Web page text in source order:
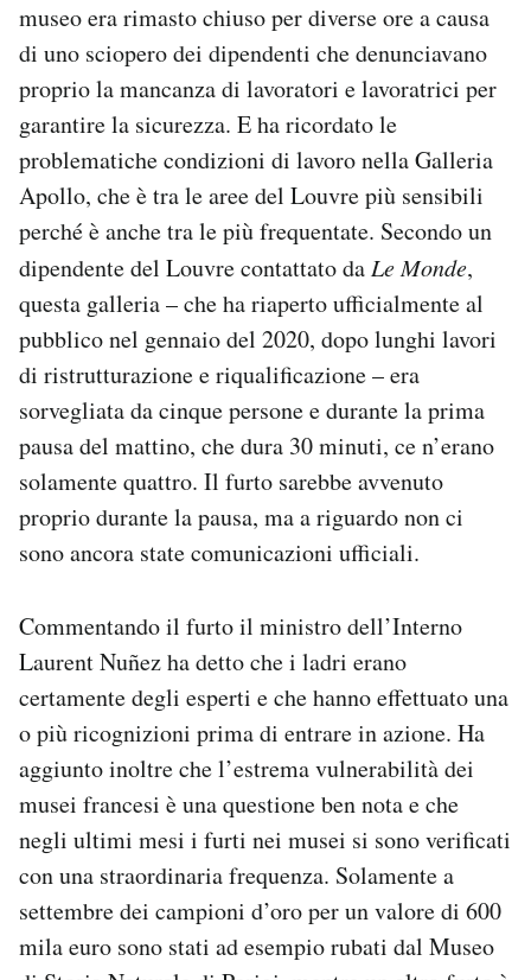
museo era rimasto chiuso per diverse ore a causa
di uno sciopero dei dipendenti che denunciavano
proprio la mancanza di lavoratori e lavoratrici per
garantire la sicurezza. E ha ricordato le
problematiche condizioni di lavoro nella Galleria
Apollo, che è tra le aree del Louvre più sensibili
perché è anche tra le più frequentate. Secondo un
dipendente del Louvre contattato daLe Monde,
questa galleria – che ha riaperto ufficialmente al
pubblico nel gennaio del 2020, dopo lunghi lavori
di ristrutturazione e riqualificazione – era
sorvegliata da cinque persone e durante la prima
pausa del mattino, che dura 30 minuti, ce n’erano
solamente quattro. Il furto sarebbe avvenuto
proprio durante la pausa, ma a riguardo non ci
sono ancora state comunicazioni ufficiali.
Commentando il furto il ministro dell’Interno
Laurent Nuñez ha detto che i ladri erano
certamente degli esperti e che hanno effettuato una
o più ricognizioni prima di entrare in azione. Ha
aggiunto inoltre che l’estrema vulnerabilità dei
musei francesi è una questione ben nota e che
negli ultimi mesi i furti nei musei si sono verificati
con una straordinaria frequenza. Solamente a
settembre dei campioni d’oro per un valore di 600
mila euro sono stati ad esempio rubati dal Museo